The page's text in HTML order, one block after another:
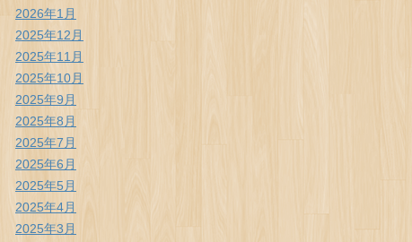
2026年1月
2025年12月
2025年11月
2025年10月
2025年9月
2025年8月
2025年7月
2025年6月
2025年5月
2025年4月
2025年3月